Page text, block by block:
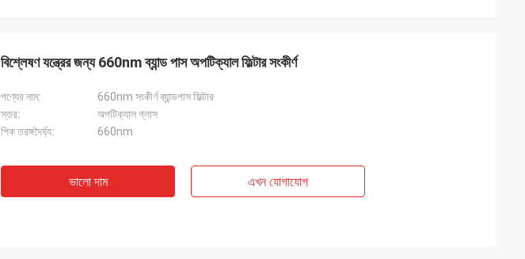
বিশ্লেষণ যন্ত্রের জন্য 660nm ব্যান্ড পাস অপটিক্যাল ফিল্টার সংকীর্ণ
পণ্যের নাম:
660nm সংকীর্ণ ব্যান্ডপাস ফিল্টার
স্তর:
অপটিক্যাল গ্লাস
পিক তরঙ্গদৈর্ঘ্য:
660nm
ভালো দাম এখন যোগাযোগ